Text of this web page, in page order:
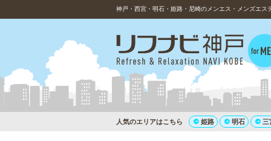
神戸・西宮・明石・姫路・尼崎のメンエス・メンズエス
人気のエリアはこちら 姫路 明石 三